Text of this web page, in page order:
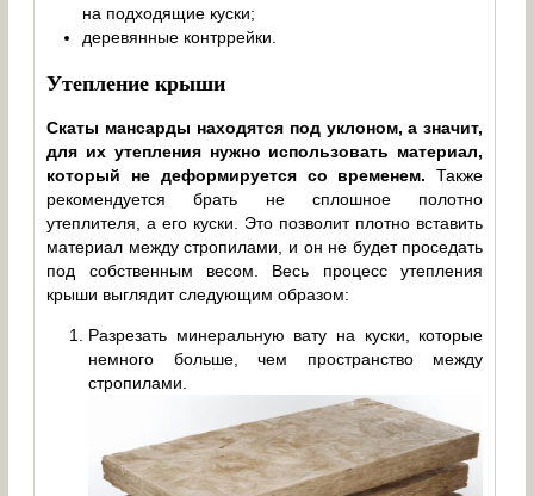
на подходящие куски;
деревянные контррейки.
Утепление крыши
Скаты мансарды находятся под уклоном, а значит,
для их утепления нужно использовать материал,
который не деформируется со временем. Также
рекомендуется брать не сплошное полотно
утеплителя, а его куски. Это позволит плотно вставить
материал между стропилами, и он не будет проседать
под собственным весом. Весь процесс утепления
крыши выглядит следующим образом:
Разрезать минеральную вату на куски, которые
немного больше, чем пространство между
стропилами.